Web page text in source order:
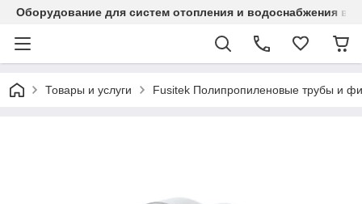
Оборудование для систем отопления и водоснабжения в
Товары и услуги Fusitek Полипропиленовые трубы и